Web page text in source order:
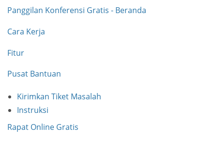
Panggilan Konferensi Gratis - Beranda
Cara Kerja
Fitur
Pusat Bantuan
Kirimkan Tiket Masalah
Instruksi
Rapat Online Gratis